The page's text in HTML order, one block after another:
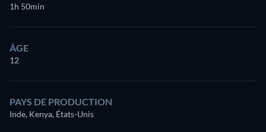
1h 50min
ÂGE
12
PAYS DE PRODUCTION
Inde, Kenya, États-Unis